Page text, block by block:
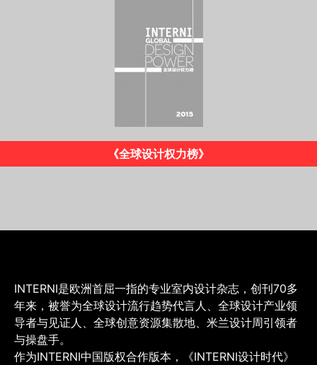
《INTERNI》意大利版
INTERNI是欧洲首屈一指的专业室内设计杂志，创刊70多
年来，被誉为全球设计流行趋势代言人、全球设计产业领
导者与见证人、全球创意资源集散地、米兰设计周引领者
与操盘手。
作为INTERNI中国版权合作版本，《INTERNI设计时代》